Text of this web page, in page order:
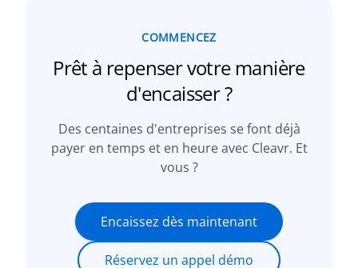
COMMENCEZ
Prêt à repenser votre manière
d'encaisser ?
Des centaines d'entreprises se font déjà
payer en temps et en heure avec Cleavr. Et
vous ?
Encaissez dès maintenant
Réservez un appel démo